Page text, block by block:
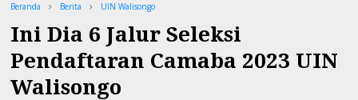
Beranda Berita UIN Walisongo
Ini Dia 6 Jalur Seleksi
Pendaftaran Camaba 2023 UIN
Walisongo